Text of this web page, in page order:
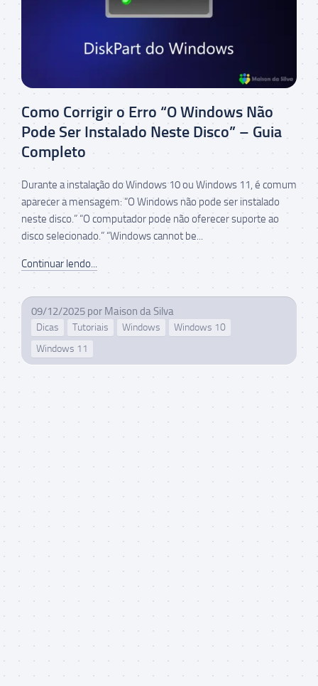
Como Corrigir o Erro “O Windows Não
Pode Ser Instalado Neste Disco” – Guia
Completo
Durante a instalação do Windows 10 ou Windows 11, é comum
aparecer a mensagem: “O Windows não pode ser instalado
neste disco.” “O computador pode não oferecer suporte ao
disco selecionado.” “Windows cannot be...
Continuar lendo...
09/12/2025 por Maison da Silva
Dicas Tutoriais Windows
Windows 10
Windows 11